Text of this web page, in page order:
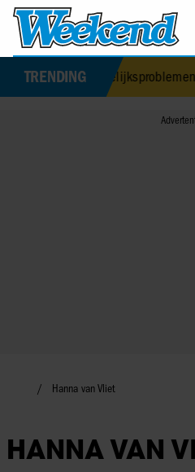
TRENDING
ontkent huwelijksproblemen•
Hanna van Vliet
HANNA VAN